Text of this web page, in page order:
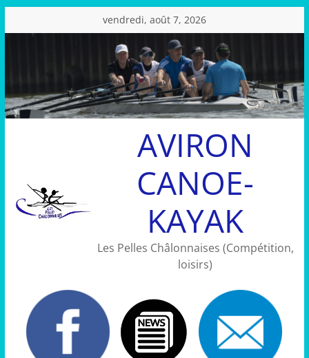
au
vendredi, août 7, 2026
AVIRON
CANOE-
KAYAK
Les Pelles Châlonnaises (Compétition,
loisirs)